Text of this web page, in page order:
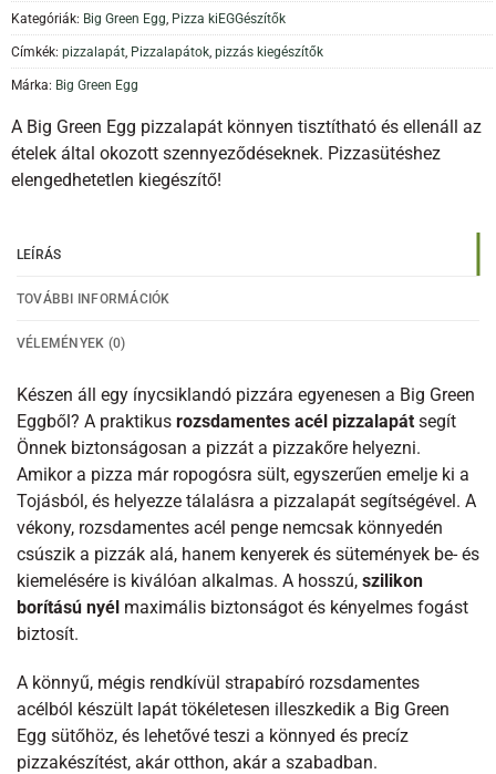
Kategóriák: Big Green Egg Pizza kiEGGészítők
Címkék: pizzalapát Pizzalapátok pizzás kiegészítők
Márka: Big Green Egg
A Big Green Egg pizzalapát könnyen tisztítható és ellenáll az
ételek által okozott szennyeződéseknek. Pizzasütéshez
elengedhetetlen kiegészítő!
LEÍRÁS
TOVÁBBI INFORMÁCIÓK
VÉLEMÉNYEK (0)
Készen áll egy ínycsiklandó pizzára egyenesen a Big Green
Eggből? A praktikus rozsdamentes acél pizzalapát segít
Önnek biztonságosan a pizzát a pizzakőre helyezni.
Amikor a pizza már ropogósra sült, egyszerűen emelje ki a
Tojásból, és helyezze tálalásra a pizzalapát segítségével. A
vékony, rozsdamentes acél penge nemcsak könnyedén
csúszik a pizzák alá, hanem kenyerek és sütemények be- és
kiemelésére is kiválóan alkalmas. A hosszú, szilikon
borítású nyél maximális biztonságot és kényelmes fogást
biztosít.
A könnyű, mégis rendkívül strapabíró rozsdamentes
acélból készült lapát tökéletesen illeszkedik a Big Green
Egg sütőhöz, és lehetővé teszi a könnyed és precíz
pizzakészítést, akár otthon, akár a szabadban.